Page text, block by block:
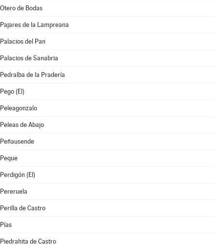
Otero de Bodas
Pajares de la Lampreana
Palacios del Pan
Palacios de Sanabria
Pedralba de la Pradería
Pego (El)
Peleagonzalo
Peleas de Abajo
Peñausende
Peque
Perdigón (El)
Pereruela
Perilla de Castro
Pías
Piedrahita de Castro